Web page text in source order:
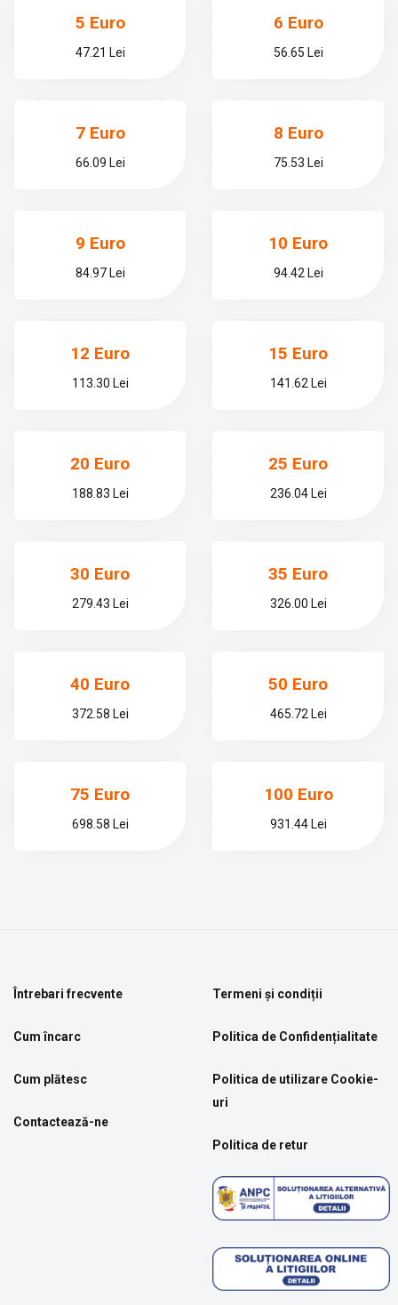
5 Euro
47.21 Lei
6 Euro
56.65 Lei
7 Euro
66.09 Lei
8 Euro
75.53 Lei
9 Euro
84.97 Lei
10 Euro
94.42 Lei
12 Euro
113.30 Lei
15 Euro
141.62 Lei
20 Euro
188.83 Lei
25 Euro
236.04 Lei
30 Euro
279.43 Lei
35 Euro
326.00 Lei
40 Euro
372.58 Lei
50 Euro
465.72 Lei
75 Euro
698.58 Lei
100 Euro
931.44 Lei
Întrebari frecvente
Cum încarc
Cum plătesc
Contactează-ne
Termeni și condiții
Politica de Confidențialitate
Politica de utilizare Cookie-
uri
Politica de retur